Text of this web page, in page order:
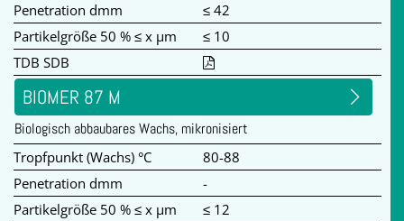
Penetration dmm
≤ 42
Partikelgröße 50 % ≤ x µm
≤ 10
TDB SDB
BIOMER 87 M
Biologisch abbaubares Wachs, mikronisiert
Tropfpunkt (Wachs) °C
80-88
Penetration dmm
-
Partikelgröße 50 % ≤ x µm
≤ 12